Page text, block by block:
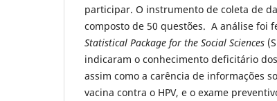
participar. O instrumento de coleta de
composto de 50 questões. A análise foi
Statistical Package for the Social Sciences
indicaram o conhecimento deficitário
assim como a carência de informações
vacina contra o HPV, e o exame